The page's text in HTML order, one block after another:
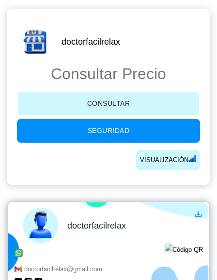
doctorfacilrelax
Consultar Precio
CONSULTAR
SEGURIDAD
VISUALIZACIÓN
doctorfacilrelax
doctorfacilrelax@gmail.com